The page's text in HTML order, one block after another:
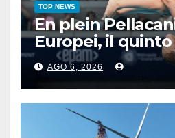
TOP NEWS
En plein
Europei, il quinto
nel sincro con
AGO 6, 2026